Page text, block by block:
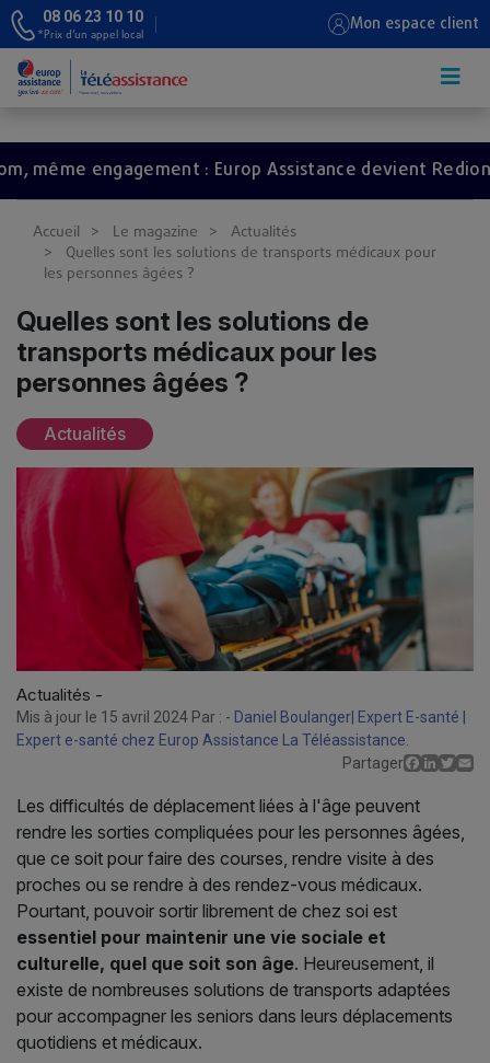
08 06 23 10 10
*Prix d’un appel local Mon espace client
engagement : Europ Assistance devient Redion.
Accueil Le magazine
Actualités
Quelles sont les solutions de transports médicaux pour
les personnes âgées ?
Quelles sont les solutions de
transports médicaux pour les
personnes âgées ?
Actualités
Actualités -
Mis à jour le 15 avril 2024 Par : - Daniel Boulanger| Expert E-santé |
Expert e-santé chez Europ Assistance La Téléassistance.
Partager
Les difficultés de déplacement liées à l'âge peuvent
rendre les sorties compliquées pour les personnes âgées,
que ce soit pour faire des courses, rendre visite à des
proches ou se rendre à des rendez-vous médicaux.
Pourtant, pouvoir sortir librement de chez soi est
essentiel pour maintenir une vie sociale et
culturelle, quel que soit son âge. Heureusement, il
existe de nombreuses solutions de transports adaptées
pour accompagner les seniors dans leurs déplacements
quotidiens et médicaux.